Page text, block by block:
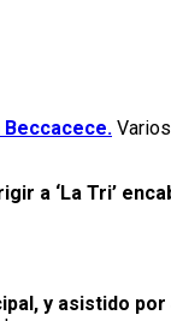
Beccacece.
a ‘La Tri’
y asistido por